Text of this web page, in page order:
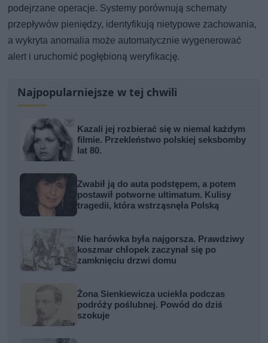
podejrzane operacje. Systemy porównują schematy
przepływów pieniędzy, identyfikują nietypowe zachowania,
a wykryta anomalia może automatycznie wygenerować
alert i uruchomić pogłębioną weryfikację.
Najpopularniejsze w tej chwili
Kazali jej rozbierać się w niemal każdym
filmie. Przekleństwo polskiej seksbomby
lat 80.
Zwabił ją do auta podstępem, a potem
postawił potworne ultimatum. Kulisy
tragedii, która wstrząsnęła Polską
Nie harówka była najgorsza. Prawdziwy
koszmar chłopek zaczynał się po
zamknięciu drzwi domu
Żona Sienkiewicza uciekła podczas
podróży poślubnej. Powód do dziś
szokuje